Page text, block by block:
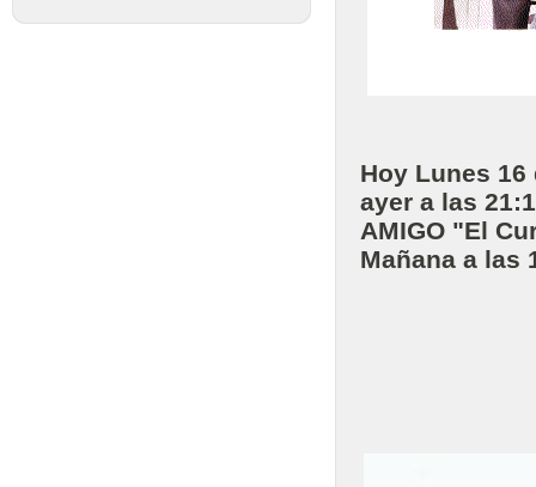
Hoy Lunes
ayer a las
AMIGO "El
Mañana a las